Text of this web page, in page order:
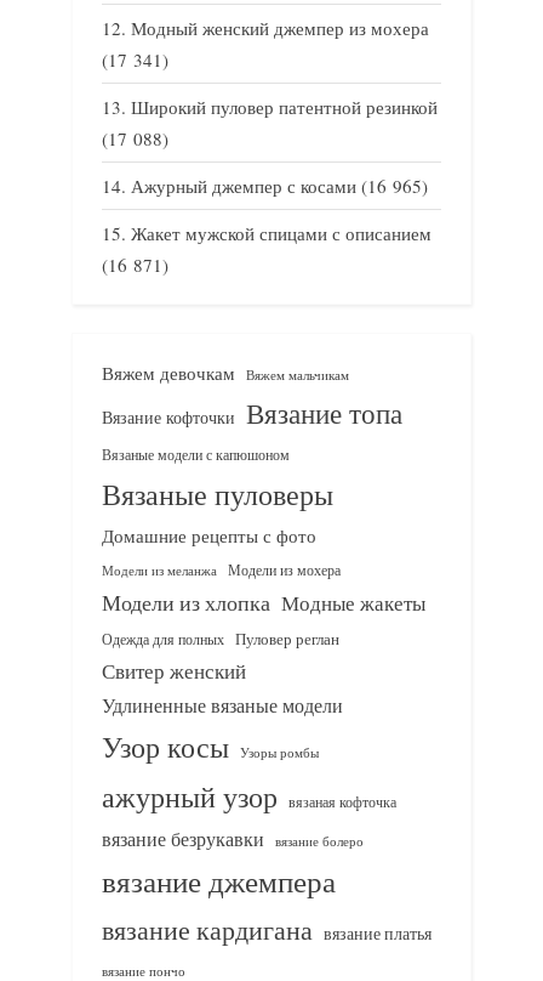
Модный женский джемпер из мохера
(17 341)
Широкий пуловер патентной резинкой
(17 088)
Ажурный джемпер с косами (16 965)
Жакет мужской спицами с описанием
(16 871)
Вяжем девочкам Вяжем мальчикам
Вязание кофточки Вязание топа
Вязаные модели с капюшоном
Вязаные пуловеры
Домашние рецепты с фото
Модели из меланжа Модели из мохера
Модели из хлопка Модные жакеты
Одежда для полных Пуловер реглан
Свитер женский
Удлиненные вязаные модели
Узор косы Узоры ромбы
ажурный узор вязаная кофточка
вязание безрукавки вязание болеро
вязание джемпера
вязание кардигана вязание платья
вязание пончо